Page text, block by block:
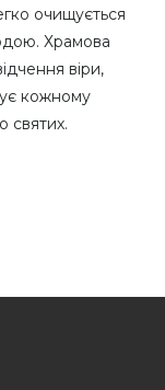
очищується
Храмова
віри,
кожному
святих.